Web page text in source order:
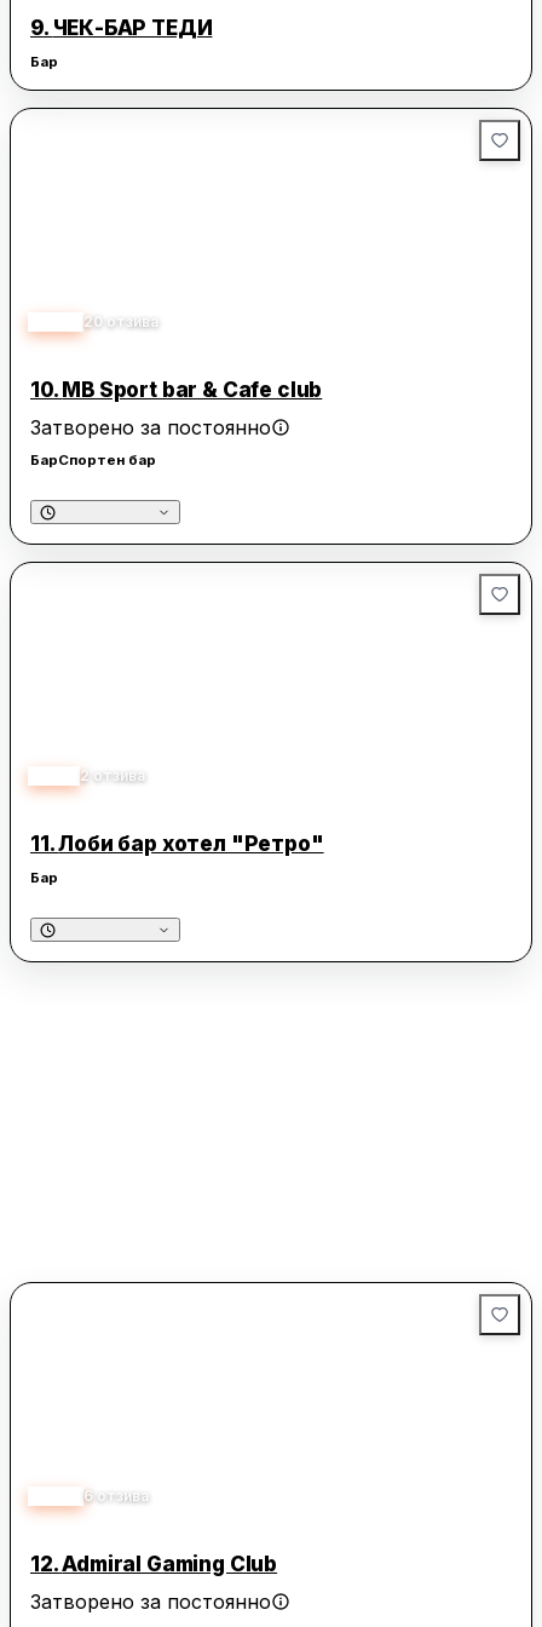
9. ЧЕК-БАР ТЕДИ
Бар
20 отзива
10. MB Sport bar & Cafe club
Затворено за постоянно
БарСпортен бар
2 отзива
11.Лоби бар хотел "Ретро"
Бар
6 отзива
12.Admiral Gaming Club
Затворено за постоянно